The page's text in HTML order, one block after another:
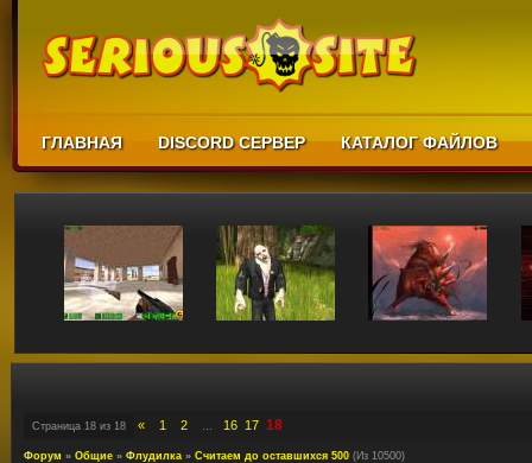
ГЛАВНАЯ DISCORD СЕРВЕР КАТАЛОГ ФАЙЛОВ
Страница 18 из 18 « 1 2 … 16 17 18
Форум » Общие » Флудилка » Считаем до оставшихся 500 (Из 10500)